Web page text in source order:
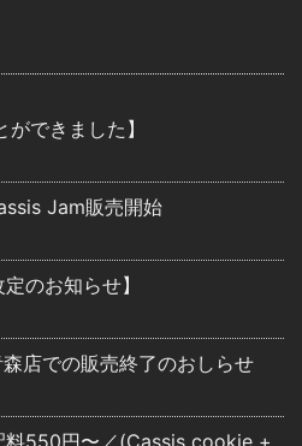
ができました】
Jam販売開始
のお知らせ】
店での販売終了のおしらせ